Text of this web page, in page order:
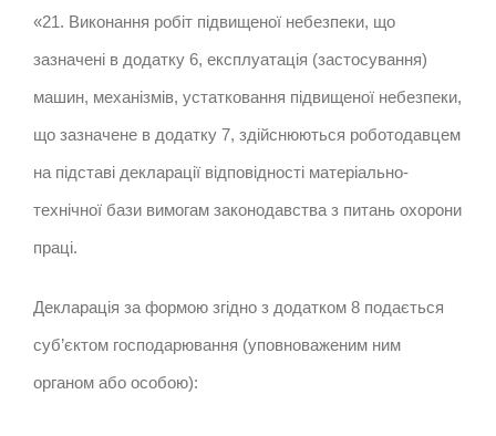
«21. Виконання робіт підвищеної небезпеки, що
зазначені в додатку 6, експлуатація (застосування)
машин, механізмів, устатковання підвищеної небезпеки,
що зазначене в додатку 7, здійснюються роботодавцем
на підставі декларації відповідності матеріально-
технічної бази вимогам законодавства з питань охорони
праці.
Декларація за формою згідно з додатком 8 подається
суб’єктом господарювання (уповноваженим ним
органом або особою):